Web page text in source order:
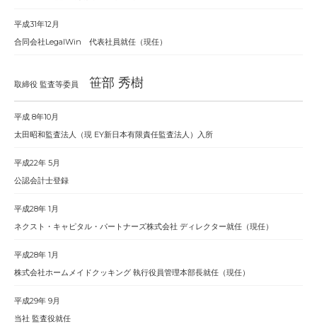
平成31年12月
合同会社LegalWin 代表社員就任（現任）
取締役 監査等委員 笹部 秀樹
平成 8年10月
太田昭和監査法人（現 EY新日本有限責任監査法人）入所
平成22年 5月
公認会計士登録
平成28年 1月
ネクスト・キャピタル・パートナーズ株式会社 ディレクター就任（現任）
平成28年 1月
株式会社ホームメイドクッキング 執行役員管理本部長就任（現任）
平成29年 9月
当社 監査役就任